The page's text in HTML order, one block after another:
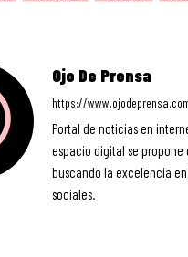
Ojo De Prensa
https://
Portal de noticias en
espacio digital se propone
buscando la excelencia
sociales.